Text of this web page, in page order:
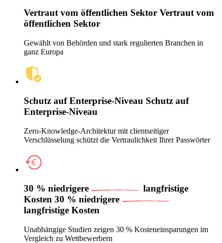
Vertraut vom öffentlichen Sektor Vertraut vom
öffentlichen Sektor
Gewählt von Behörden und stark regulierten Branchen in
ganz Europa
Schutz auf Enterprise-Niveau Schutz auf
Enterprise-Niveau
Zero-Knowledge-Architektur mit clientseitiger
Verschlüsselung schützt die Vertraulichkeit Ihrer Passwörter
30 % niedrigere
langfristige
Kosten 30 % niedrigere
langfristige Kosten
Unabhängige Studien zeigen 30 % Kosteneinsparungen im
Vergleich zu Wettbewerbern